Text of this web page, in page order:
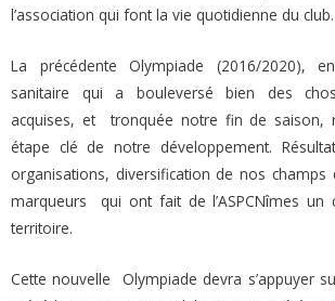
l’association qui font la vie quotidienne du club.
La précédente Olympiade (2016/2020),
sanitaire qui a bouleversé bien des
acquises, et
tronquée notre fin de saison,
étape clé de notre développement.
organisations, diversification de nos champs
marqueurs
qui ont fait de l’ASPCNîmes
territoire.
Cette nouvelle
Olympiade devra s’appuyer